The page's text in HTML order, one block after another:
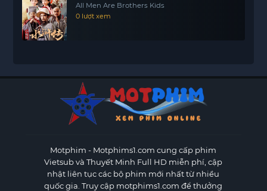
All Men Are Brothers Kids
0 lượt xem
Motphim - Motphims1.com cung cấp phim
Vietsub và Thuyết Minh Full HD miễn phí, cập
nhật liên tục các bộ phim mới nhất từ nhiều
quốc gia. Truy cập motphims1.com để thưởng